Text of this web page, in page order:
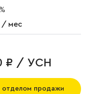
/ мес
₽ / УСН
отделом продажи